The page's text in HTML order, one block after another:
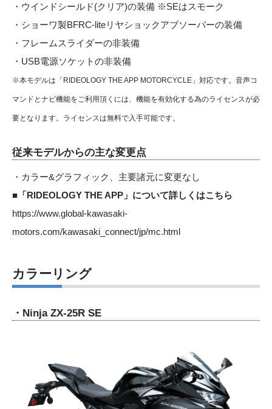
・ウインドシールド(クリア)の装備 ※SEはスモーク
・ショーワ製BFRC-liteリヤショックアブソーバーの装備
・フレームスライダーの非装備
・USB電源ソケットの非装備
※本モデルは「RIDEOLOGY THE APP MOTORCYCLE」対応です。音声コ
マンドとナビ機能をご利用頂くには、機能を有効化する為のライセンスが必
要となります。ライセンスは無料で入手可能です。
従来モデルからの主な変更点
・カラー&グラフィック、主要諸元に変更なし
■「RIDEOLOGY THE APP」について詳しくはこちら
https://www.global-kawasaki-
motors.com/kawasaki_connect/jp/mc.html
カラーリング
・Ninja ZX-25R SE